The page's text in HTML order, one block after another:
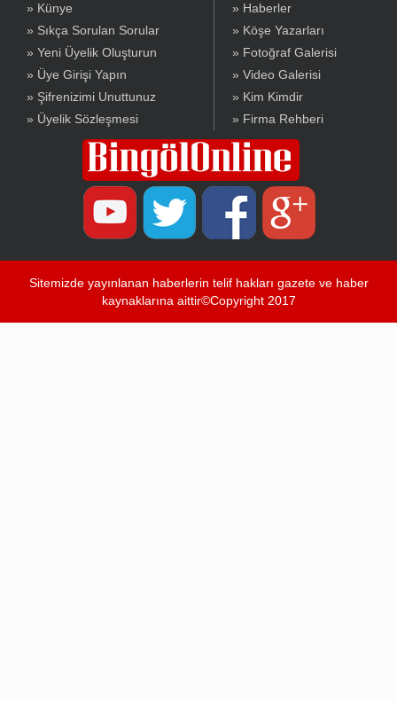
» Künye
» Sıkça Sorulan Sorular
» Yeni Üyelik Oluşturun
» Üye Girişi Yapın
» Şifrenizimi Unuttunuz
» Üyelik Sözleşmesi
» Haberler
» Köşe Yazarları
» Fotoğraf Galerisi
» Video Galerisi
» Kim Kimdir
» Firma Rehberi
Sitemizde yayınlanan haberlerin telif hakları gazete ve haber
kaynaklarına aittir©Copyright 2017